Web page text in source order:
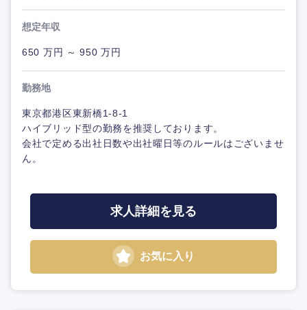
想定年収
650 万円 ～ 950 万円
勤務地
東京都港区東新橋1-8-1
ハイブリッド型の勤務を推奨しております。
会社で定める出社日数や出社曜日等のルールはございませ
ん。
求人詳細を見る
お気に入り